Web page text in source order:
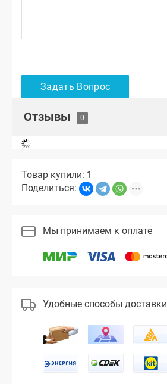
Отзывы
Товар купили: 1
Поделиться:
Мы принимаем к оплате
Удобные способы доставки